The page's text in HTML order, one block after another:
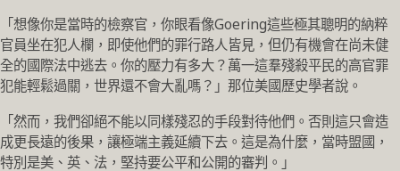
「想像你是當時的檢察官，你眼看像Goering這些極其聰明的納粹
官員坐在犯人欄，即使他們的罪行路人皆見，但仍有機會在尚未健
全的國際法中逃去。你的壓力有多大？萬一這羣殘殺平民的高官罪
犯能輕鬆過關，世界還不會大亂嗎？」那位美國歷史學者說。
「然而，我們卻絕不能以同樣殘忍的手段對待他們。否則這只會造
成更長遠的後果，讓極端主義延續下去。這是為什麼，當時盟國，
特別是美、英、法，堅持要公平和公開的審判。」